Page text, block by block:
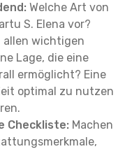
Welche Art von
S. Elena vor?
allen wichtigen
Lage, die eine
ermöglicht? Eine
optimal zu nutzen
Checkliste: Machen